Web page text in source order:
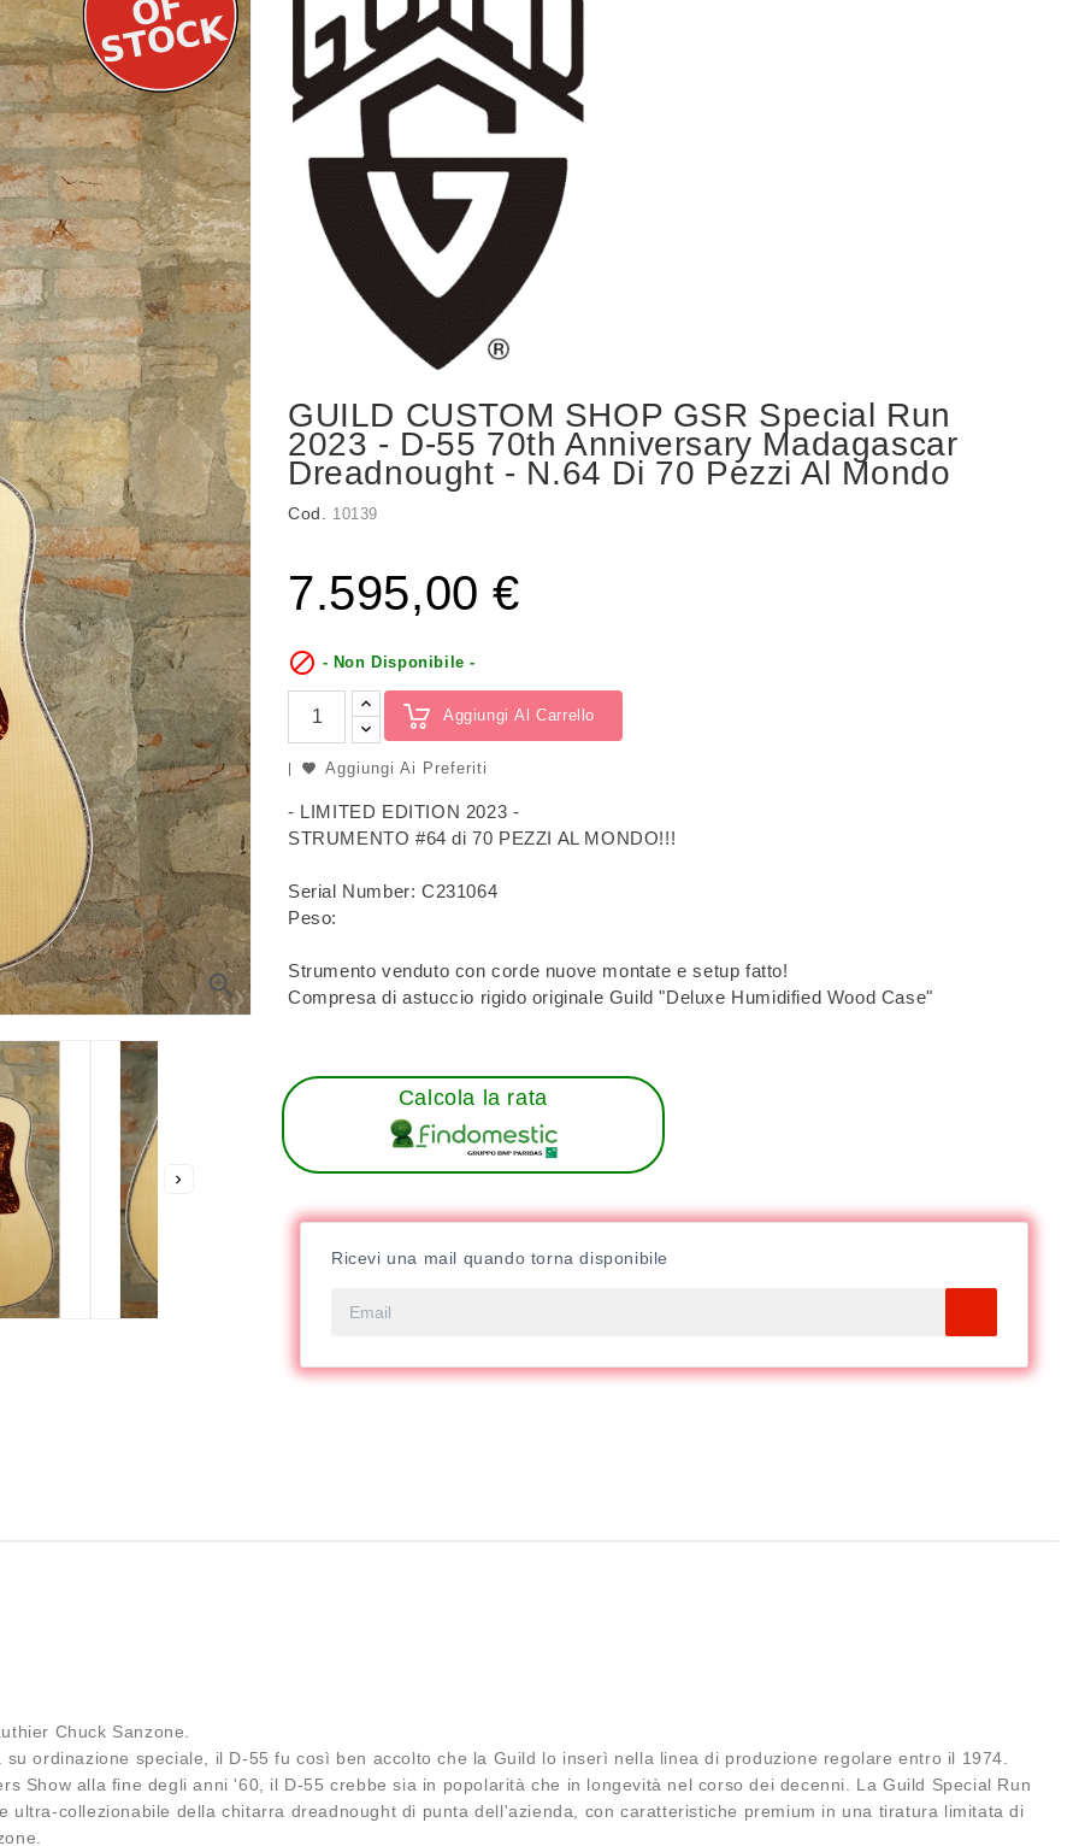


GUILD CUSTOM SHOP GSR Special Run
2023 - D-55 70th Anniversary Madagascar
Dreadnought - N.64 Di 70 Pezzi Al Mondo
Cod. 10139
7.595,00 €
 - Non Disponibile -
Aggiungi Al Carrello
Aggiungi Ai Preferiti
- LIMITED EDITION 2023 -
STRUMENTO #64 di 70 PEZZI AL MONDO!!!
Serial Number: C231064
Peso:
Strumento venduto con corde nuove montate e setup fatto!
Compresa di astuccio rigido originale Guild "Deluxe Humidified Wood Case"
Calcola la rata
Ricevi una mail quando torna disponibile
Chuck Sanzone.
ordinazione speciale, il D-55 fu così ben accolto che la Guild lo inserì nella linea di produzione regolare entro il 1974.
Show alla fine degli anni '60, il D-55 crebbe sia in popolarità che in longevità nel corso dei decenni. La Guild Special Run
ultra-collezionabile della chitarra dreadnought di punta dell'azienda, con caratteristiche premium in una tiratura limitata di